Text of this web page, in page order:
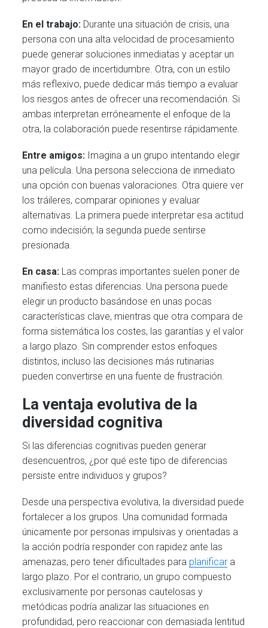
En el trabajo: Durante una situación de crisis, una
persona con una alta velocidad de procesamiento
puede generar soluciones inmediatas y aceptar un
mayor grado de incertidumbre. Otra, con un estilo
más reflexivo, puede dedicar más tiempo a evaluar
los riesgos antes de ofrecer una recomendación. Si
ambas interpretan erróneamente el enfoque de la
otra, la colaboración puede resentirse rápidamente.
Entre amigos: Imagina a un grupo intentando elegir
una película. Una persona selecciona de inmediato
una opción con buenas valoraciones. Otra quiere ver
los tráileres, comparar opiniones y evaluar
alternativas. La primera puede interpretar esa actitud
como indecisión; la segunda puede sentirse
presionada.
En casa: Las compras importantes suelen poner de
manifiesto estas diferencias. Una persona puede
elegir un producto basándose en unas pocas
características clave, mientras que otra compara de
forma sistemática los costes, las garantías y el valor
a largo plazo. Sin comprender estos enfoques
distintos, incluso las decisiones más rutinarias
pueden convertirse en una fuente de frustración.
La ventaja evolutiva de la
diversidad cognitiva
Si las diferencias cognitivas pueden generar
desencuentros, ¿por qué este tipo de diferencias
persiste entre individuos y grupos?
Desde una perspectiva evolutiva, la diversidad puede
fortalecer a los grupos. Una comunidad formada
únicamente por personas impulsivas y orientadas a
la acción podría responder con rapidez ante las
amenazas, pero tener dificultades para planificar a
largo plazo. Por el contrario, un grupo compuesto
exclusivamente por personas cautelosas y
metódicas podría analizar las situaciones en
profundidad, pero reaccionar con demasiada lentitud